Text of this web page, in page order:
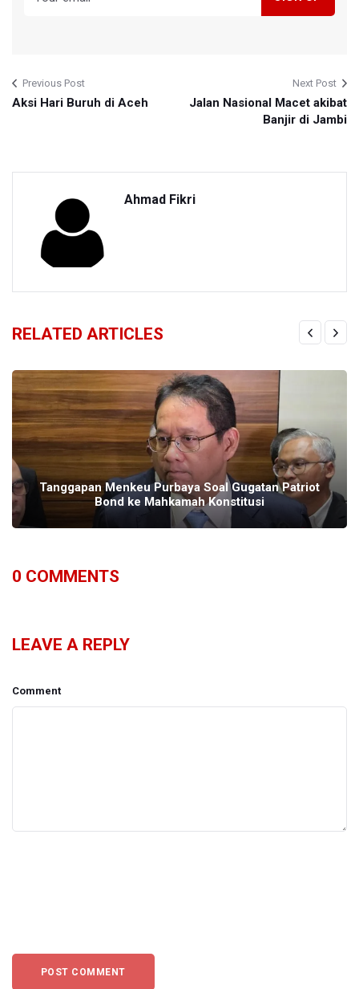
Previous Post
Aksi Hari Buruh di Aceh
Next Post
Jalan Nasional Macet akibat
Banjir di Jambi
Ahmad Fikri
RELATED ARTICLES
Tanggapan Menkeu Purbaya Soal Gugatan Patriot
Bond ke Mahkamah Konstitusi
0 COMMENTS
LEAVE A REPLY
Comment